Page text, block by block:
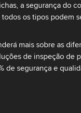
a segurança do
os tipos podem
mais sobre as
de inspeção de
de segurança e